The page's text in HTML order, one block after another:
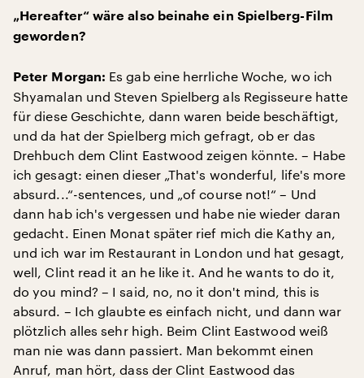
„Hereafter“ wäre also beinahe ein Spielberg-Film
geworden?
Peter Morgan: Es gab eine herrliche Woche, wo ich
Shyamalan und Steven Spielberg als Regisseure hatte
für diese Geschichte, dann waren beide beschäftigt,
und da hat der Spielberg mich gefragt, ob er das
Drehbuch dem Clint Eastwood zeigen könnte. – Habe
ich gesagt: einen dieser „That's wonderful, life's more
absurd...“-sentences, und „of course not!“ – Und
dann hab ich's vergessen und habe nie wieder daran
gedacht. Einen Monat später rief mich die Kathy an,
und ich war im Restaurant in London und hat gesagt,
well, Clint read it an he like it. And he wants to do it,
do you mind? – I said, no, no it don't mind, this is
absurd. – Ich glaubte es einfach nicht, und dann war
plötzlich alles sehr high. Beim Clint Eastwood weiß
man nie was dann passiert. Man bekommt einen
Anruf, man hört, dass der Clint Eastwood das